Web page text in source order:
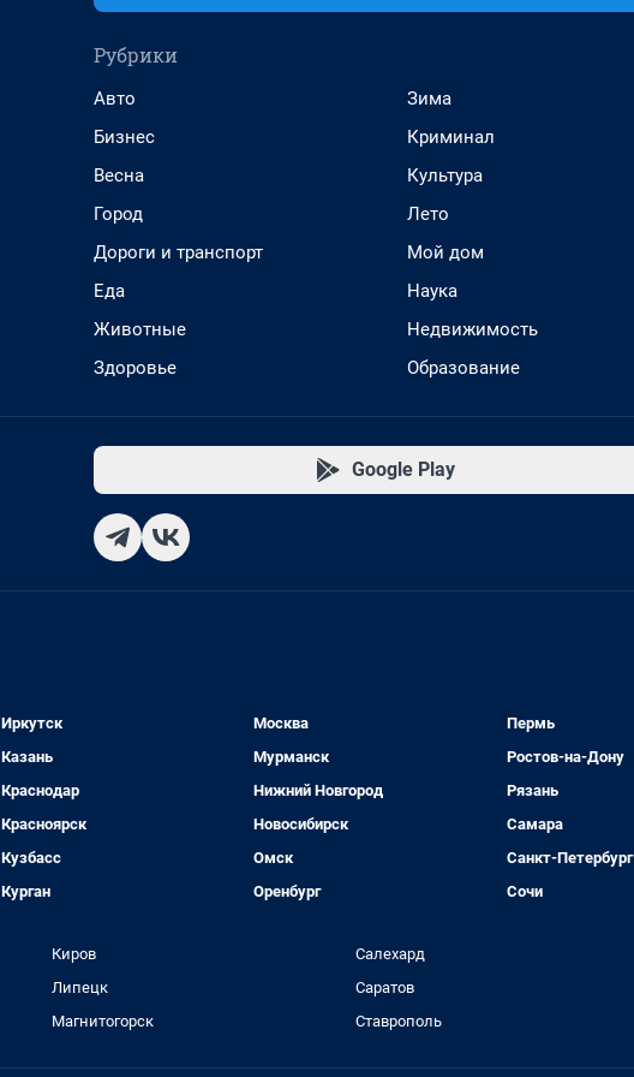
Рубрики
Авто
Бизнес
Весна
Город
Дороги и транспорт
Еда
Животные
Здоровье
Зима
Криминал
Культура
Лето
Мой дом
Наука
Недвижимость
Образование
Google Play
Иркутск
Казань
Краснодар
Красноярск
Кузбасс
Курган
Москва
Мурманск
Нижний Новгород
Новосибирск
Омск
Оренбург
Пермь
Ростов-на-Дону
Рязань
Самара
Санкт-Петербург
Сочи
Киров
Липецк
Магнитогорск
Салехард
Саратов
Ставрополь